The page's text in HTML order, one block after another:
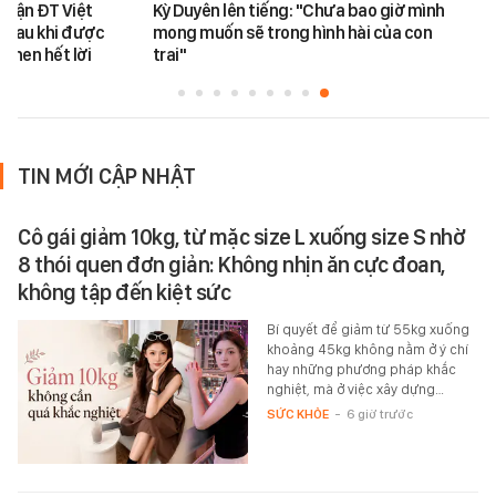
ĐT Việt
sau khi được
hết lời
Kỳ Duyên lên tiếng: "Chưa bao giờ mình
mong muốn sẽ trong hình hài của con
trai"
TIN MỚI CẬP NHẬT
Cô gái giảm 10kg, từ mặc size L xuống size S nhờ
8 thói quen đơn giản: Không nhịn ăn cực đoan,
không tập đến kiệt sức
Bí quyết để giảm từ 55kg xuống
khoảng 45kg không nằm ở ý chí
hay những phương pháp khắc
nghiệt, mà ở việc xây dựng…
SỨC KHỎE - 6 giờ trước